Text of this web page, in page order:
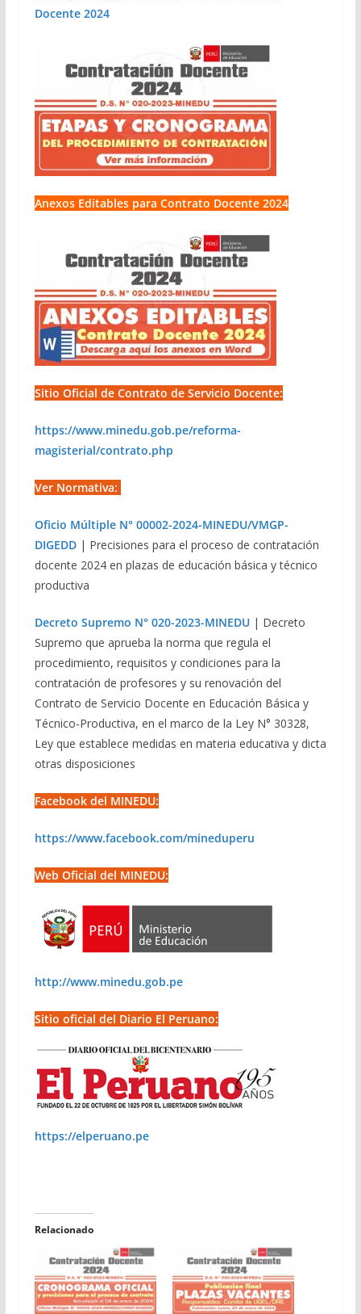
Docente 2024
Anexos Editables para Contrato Docente 2024
Sitio Oficial de Contrato de Servicio Docente:
https://www.minedu.gob.pe/reforma-
magisterial/contrato.php
Ver Normativa:
Oficio Múltiple N° 00002-2024-MINEDU/VMGP-
DIGEDD | Precisiones para el proceso de contratación
docente 2024 en plazas de educación básica y técnico
productiva
Decreto Supremo N° 020-2023-MINEDU| Decreto
Supremo que aprueba la norma que regula el
procedimiento, requisitos y condiciones para la
contratación de profesores y su renovación del
Contrato de Servicio Docente en Educación Básica y
Técnico-Productiva, en el marco de la Ley N° 30328,
Ley que establece medidas en materia educativa y dicta
otras disposiciones
Facebook del MINEDU:
https://www.facebook.com/mineduperu
Web Oficial del MINEDU:
http://www.minedu.gob.pe
Sitio oficial del Diario El Peruano:
https://elperuano.pe
Relacionado